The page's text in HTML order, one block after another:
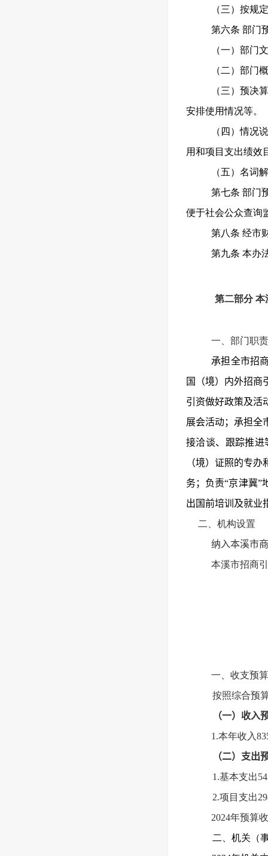
（三）按规
第六条 部门
（一）部门
（二）部门
（三）预决
安排使用情况等。
（四）情况
用和项目支出绩效
（五）名词
第七条 部门
便于社会公众查询
第八条 经市
第九条 本办
第二部分 本
一、部门职
承担全市招
国（境）内外招商
引资做好政策及活
展会活动；承担全
接洽谈、跟踪推进
（境）证照的专
务；负责“京津冀”
出国前培训及就业
二、 机构设置
纳入本溪市
本溪市招商
一、收支预
按照综合预
（一）收入
1.本年收入
（二）支出
1.基本支出
2.项目支出
2024年预算
二、机关（